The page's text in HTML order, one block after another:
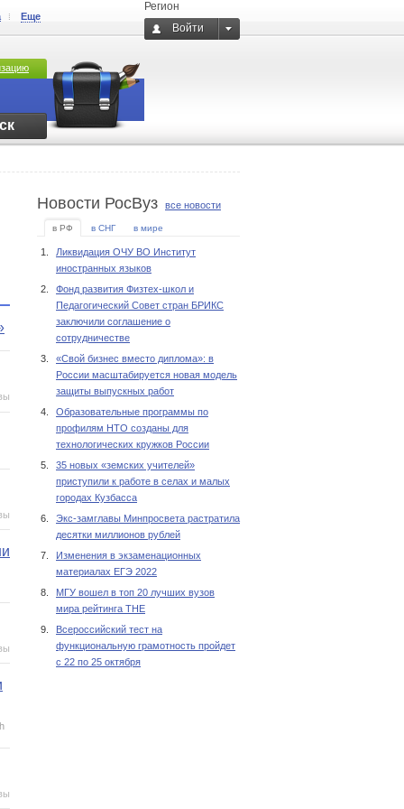
Регион
Войти
Еще
Новости РосВуз все новости
в РФ в СНГ в мире
1.
Ликвидация ОЧУ ВО Институт
иностранных языков
2.
Фонд развития Физтех-школ и
Педагогический Совет стран БРИКС
заключили соглашение о
сотрудничестве
3.
«Свой бизнес вместо диплома»: в
России масштабируется новая модель
защиты выпускных работ
4.
Образовательные программы по
профилям НТО созданы для
технологических кружков России
5.
35 новых «земских учителей»
приступили к работе в селах и малых
городах Кузбасса
6.
Экс-замглавы Минпросвета растратила
десятки миллионов рублей
7.
Изменения в экзаменационных
материалах ЕГЭ 2022
8.
МГУ вошел в топ 20 лучших вузов
мира рейтинга THE
9.
Всероссийский тест на
функциональную грамотность пройдет
с 22 по 25 октября